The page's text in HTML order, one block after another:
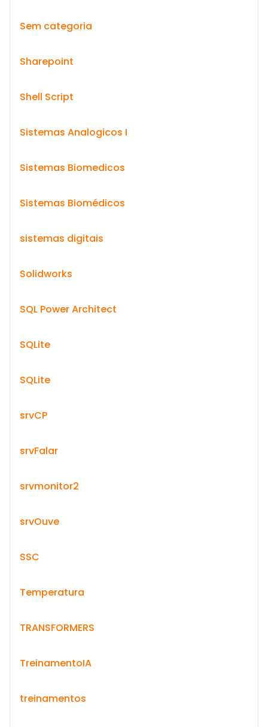
Sem categoria
Sharepoint
Shell Script
Sistemas Analogicos I
Sistemas Biomedicos
Sistemas Biomédicos
sistemas digitais
Solidworks
SQL Power Architect
SQLite
SQLite
srvCP
srvFalar
srvmonitor2
srvOuve
SSC
Temperatura
TRANSFORMERS
TreinamentoIA
treinamentos